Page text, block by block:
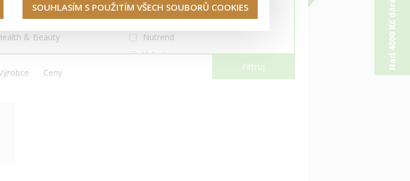
It Works!
& Beauty
Nutrend
Valentus
Filtruj
Ceny
SOUHLASÍM S POUŽITÍM VŠECH SOUBORŮ COOKIES